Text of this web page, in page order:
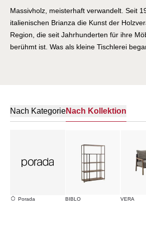
Massivholz, meisterhaft verwandelt. Seit
italienischen Brianza die Kunst der
Region, die seit Jahrhunderten für ihre
berühmt ist. Was als kleine Tischlerei
scheinen. Stühle, deren Formen fließen
Generationen verfeinert haben – und
Gallina, die diesem Wissen
Porada verbindet die Wärme des
Präzision italienischen Designs. Möbel, die
Nach KategorieNach Kollektion
Porada BIBLO VERA